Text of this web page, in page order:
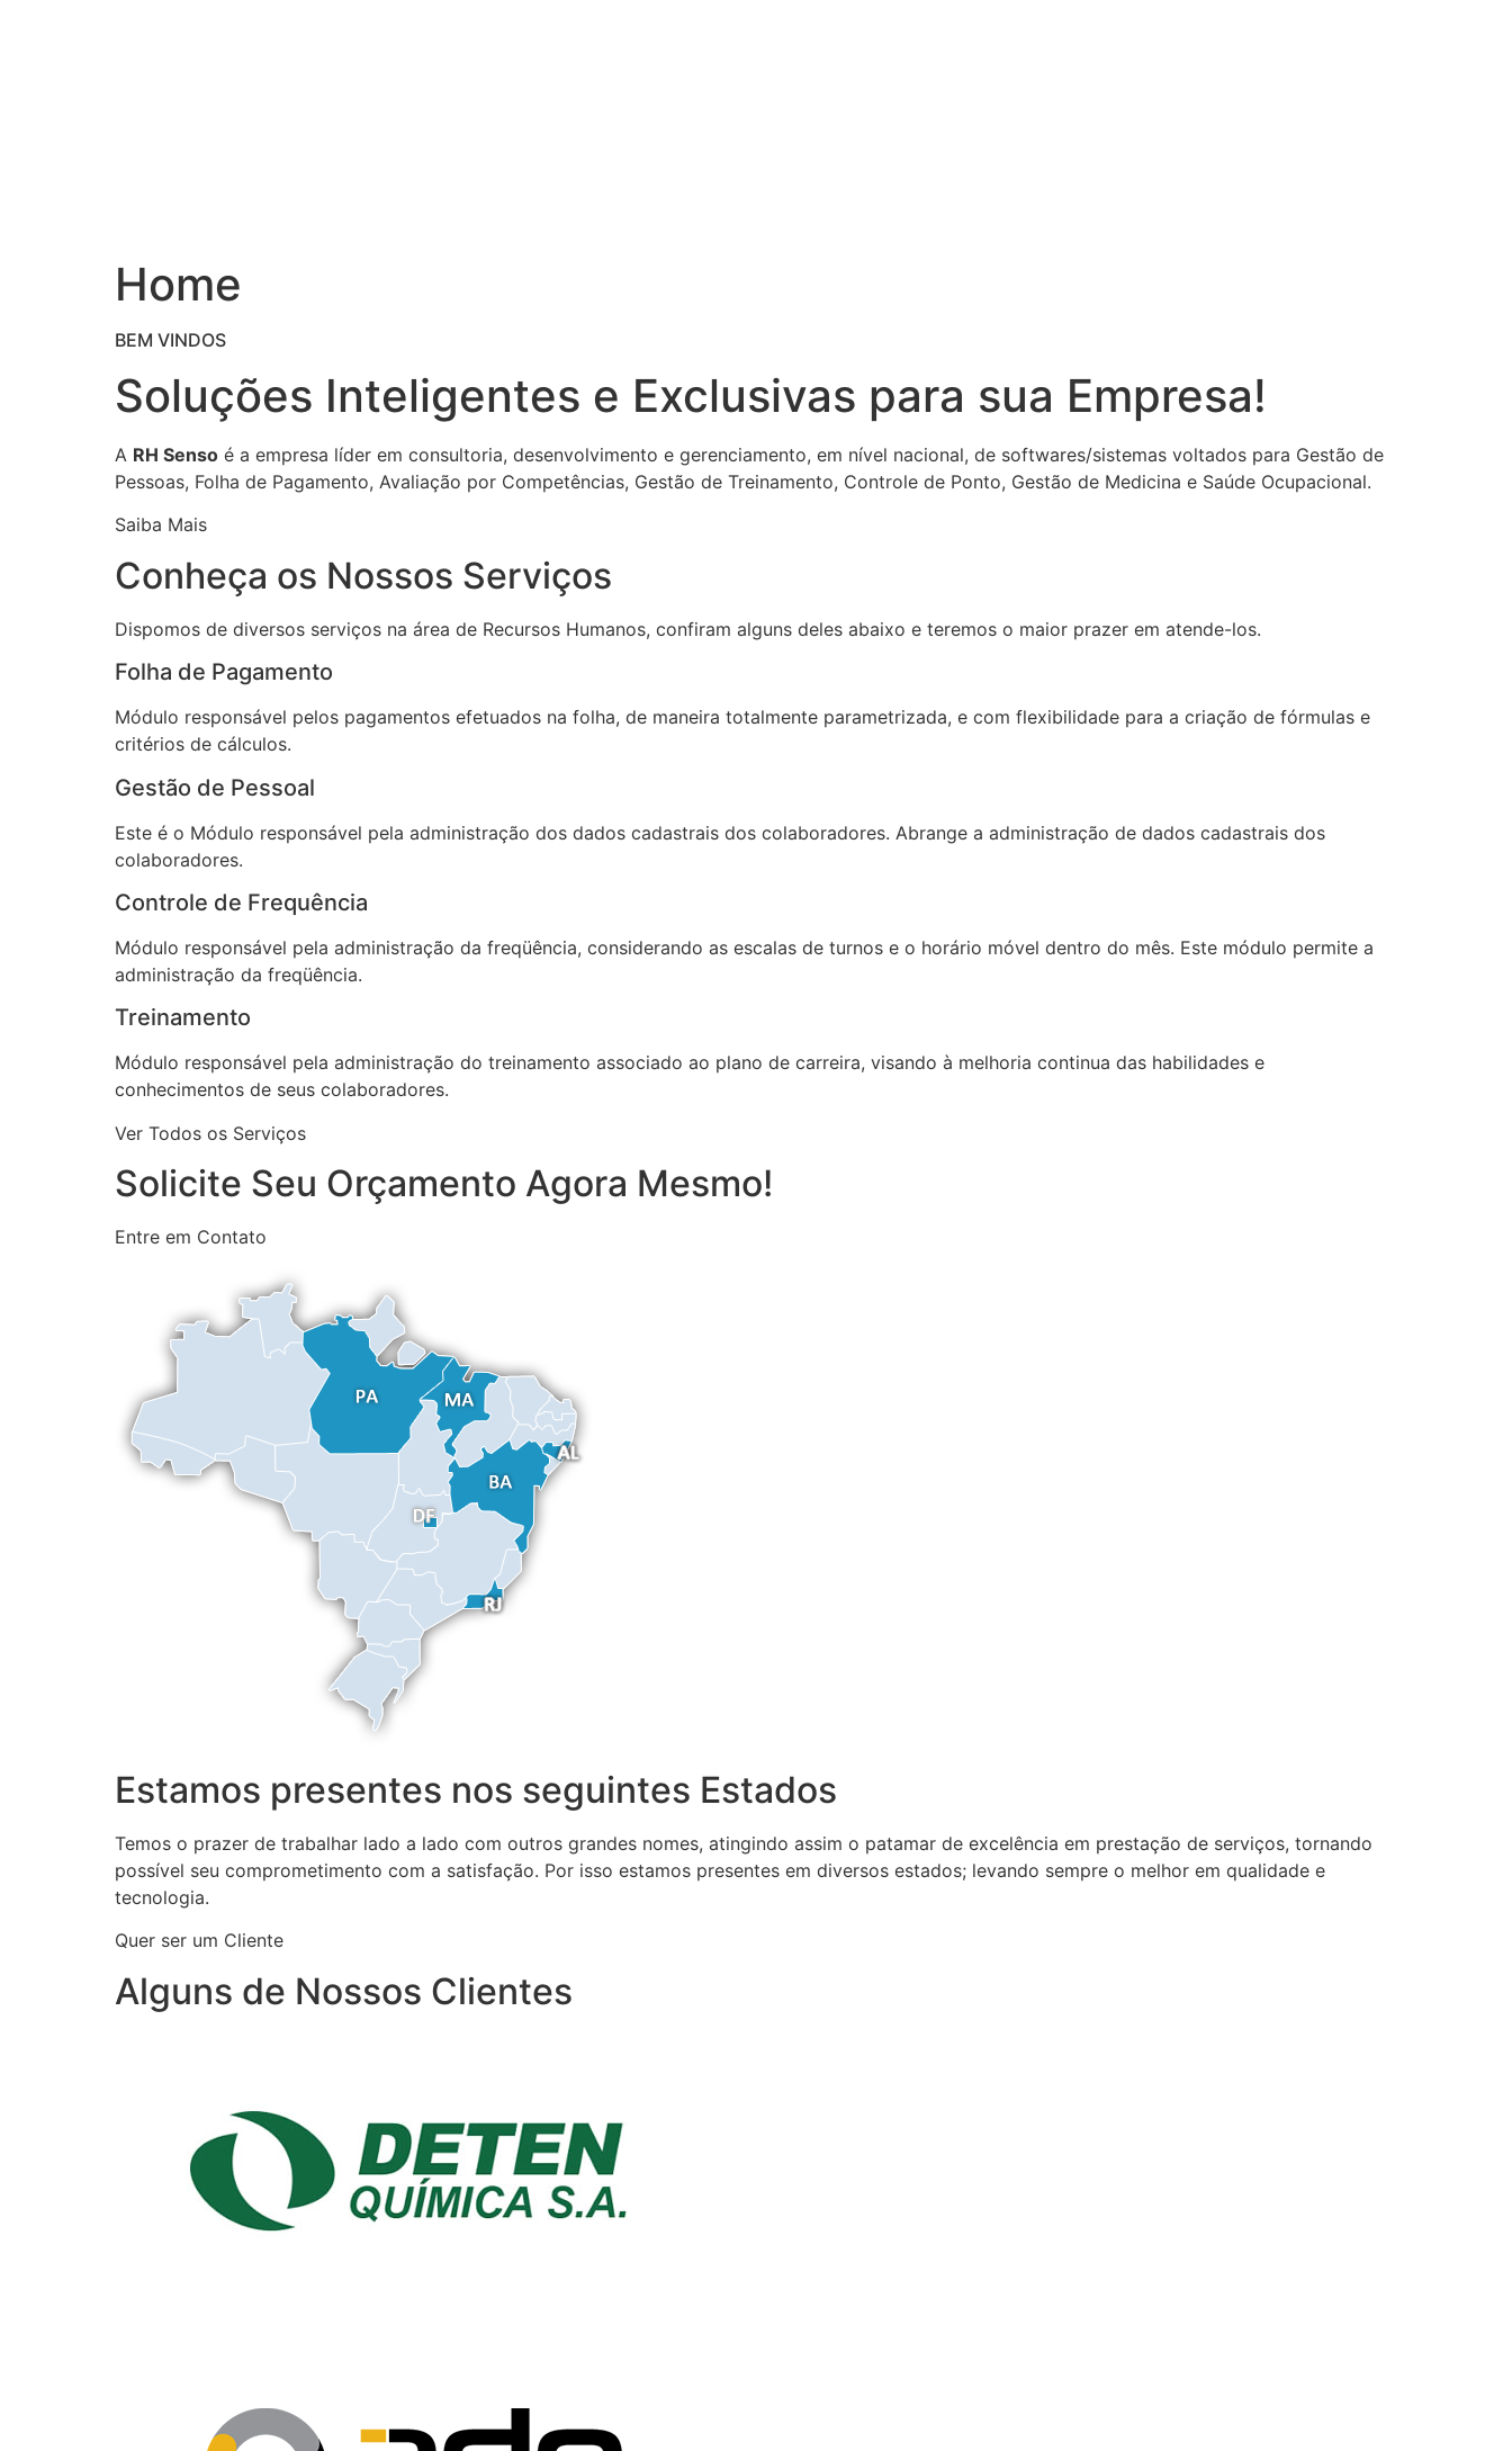
Home
BEM VINDOS
Soluções Inteligentes e Exclusivas para sua Empresa!
A RH Senso é a empresa líder em consultoria, desenvolvimento e gerenciamento, em nível nacional, de softwares/sistemas voltados para Gestão de
Pessoas, Folha de Pagamento, Avaliação por Competências, Gestão de Treinamento, Controle de Ponto, Gestão de Medicina e Saúde Ocupacional.
Saiba Mais
Conheça os Nossos Serviços
Dispomos de diversos serviços na área de Recursos Humanos, confiram alguns deles abaixo e teremos o maior prazer em atende-los.
Folha de Pagamento
Módulo responsável pelos pagamentos efetuados na folha, de maneira totalmente parametrizada, e com flexibilidade para a criação de fórmulas e
critérios de cálculos.
Gestão de Pessoal
Este é o Módulo responsável pela administração dos dados cadastrais dos colaboradores. Abrange a administração de dados cadastrais dos
colaboradores.
Controle de Frequência
Módulo responsável pela administração da freqüência, considerando as escalas de turnos e o horário móvel dentro do mês. Este módulo permite a
administração da freqüência.
Treinamento
Módulo responsável pela administração do treinamento associado ao plano de carreira, visando à melhoria continua das habilidades e
conhecimentos de seus colaboradores.
Ver Todos os Serviços
Solicite Seu Orçamento Agora Mesmo!
Entre em Contato
Estamos presentes nos seguintes Estados
Temos o prazer de trabalhar lado a lado com outros grandes nomes, atingindo assim o patamar de excelência em prestação de serviços, tornando
possível seu comprometimento com a satisfação. Por isso estamos presentes em diversos estados; levando sempre o melhor em qualidade e
tecnologia.
Quer ser um Cliente
Alguns de Nossos Clientes